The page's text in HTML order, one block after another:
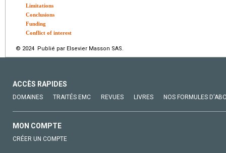
Limitations
Conclusions
Funding
Conflict of interest
© 2024 Publié par Elsevier Masson SAS.
ACCÈS RAPIDES
DOMAINES TRAITÉS EMC REVUES LIVRES NOS FORMULES
MON COMPTE
CRÉER UN COMPTE